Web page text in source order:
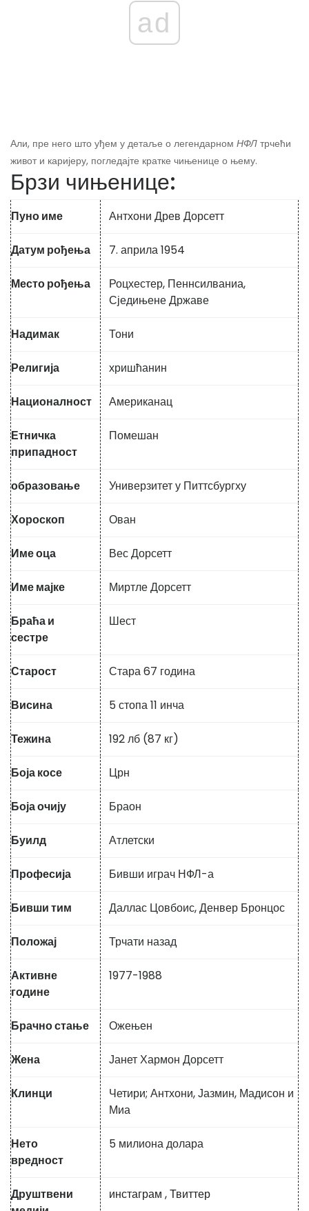
ad
Али, пре него што уђем у детаље о легендарном НФЛ трчећи
живот и каријеру, погледајте кратке чињенице о њему.
Брзи чињенице:
Пуно име Антхони Древ Дорсетт
Датум рођења 7. априла 1954
Место рођења
Роцхестер, Пеннсилваниа,
Сједињене Државе
Надимак Тони
Религија хришћанин
Националност Американац
Етничка
припадност
Помешан
образовање Универзитет у Питтсбургху
Хороскоп Ован
Име оца Вес Дорсетт
Име мајке Миртле Дорсетт
Браћа и
сестре
Шест
Старост Стара 67 година
Висина 5 стопа 11 инча
Тежина 192 лб (87 кг)
Боја косе Црн
Боја очију Браон
Буилд Атлетски
Професија Бивши играч НФЛ-а
Бивши тим Даллас Цовбоис, Денвер Бронцос
Положај Трчати назад
Активне
године
1977-1988
Брачно стање Ожењен
Жена Јанет Хармон Дорсетт
Клинци
Четири; Антхони, Јазмин, Мадисон и
Миа
Нето
вредност
5 милиона долара
Друштвени
инстаграм ,Твиттер